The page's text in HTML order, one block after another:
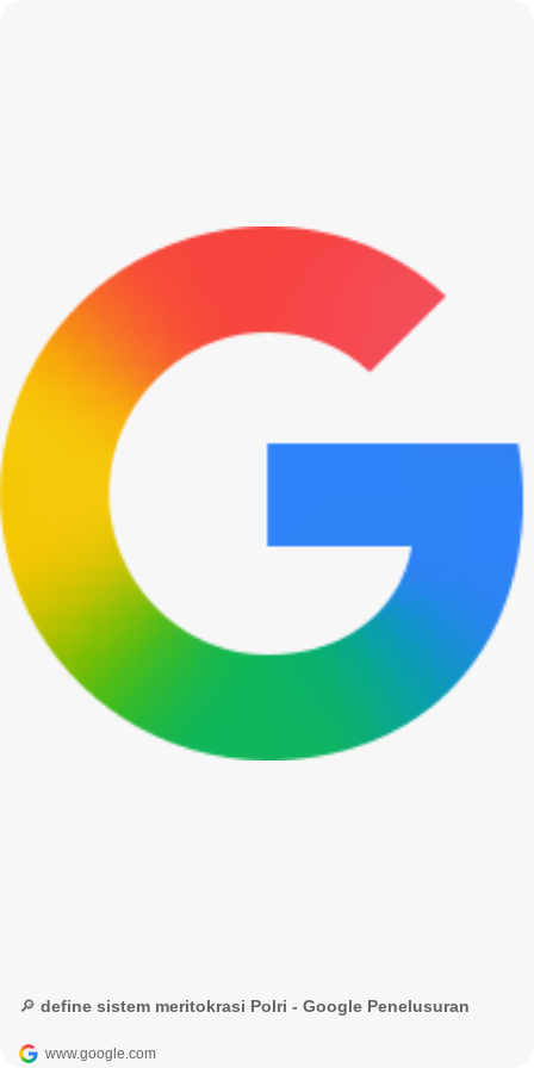
🔎 define sistem meritokrasi Polri - Google Penelusuran
www.google.com